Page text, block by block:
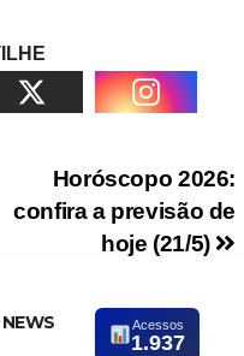
Horóscopo 2026:
confira a previsão de
hoje (21/5)
Acessos
1.937